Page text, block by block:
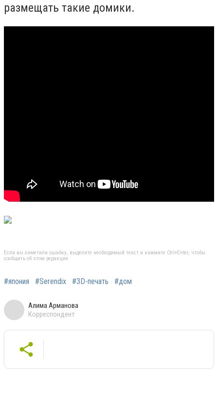
размещать такие домики.
Если вы заметили ошибку, выделите необходимый текст и нажмите Ctrl+Enter, чтобы
сообщить об этом редакции
#япония #Serendix #3D-печать #дом
Алима Арманова
Корреспондент